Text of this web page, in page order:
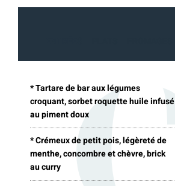
* Tartare de bar aux légumes
croquant, sorbet roquette huile infusé
au piment doux
* Crémeux de petit pois, légèreté de
menthe, concombre et chèvre, brick
au curry